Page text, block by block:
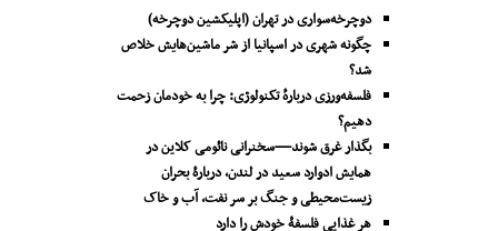
دوچرخه‌سواری در تهران (اپلیکشین دوچرخه)
چگونه شهری در اسپانیا از شر ماشین‌هایش خلاص
شد؟
فلسفه‌ورزی دربارهٔ تکنولوژی: چرا به خودمان زحمت
دهیم؟
بگذار غرق شوند—سخنرانی نائومی کلاین در
همایش ادوارد سعید در لندن، دربارۀ بحران
زیست‌محیطی و جنگ بر سر نفت، آب و خاک
هر غذایی فلسفۀ خودش را دارد